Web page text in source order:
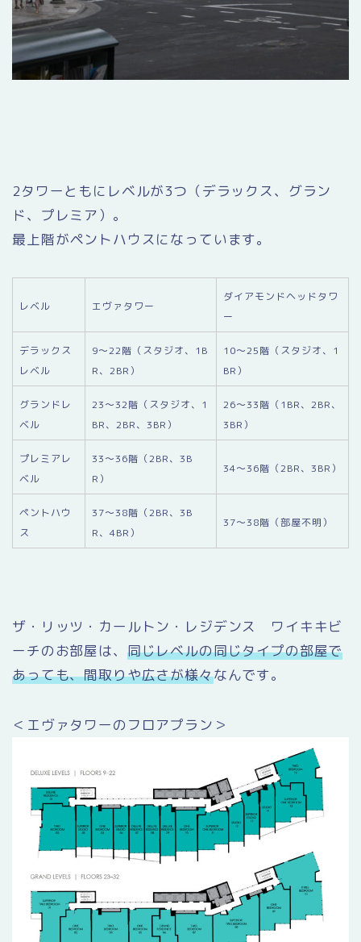
2タワーともにレベルが3つ（デラックス、グラン
ド、プレミア）。
最上階がペントハウスになっています。
レベル エヴァタワー
ダイアモンドヘッドタワ
ー
デラックス
レベル
9〜22階（スタジオ、1B
R、2BR）
10〜25階（スタジオ、1
BR）
グランドレ
ベル
23〜32階（スタジオ、1
BR、2BR、3BR）
26〜33階（1BR、2BR、
3BR）
プレミアレ
ベル
33〜36階（2BR、3B
R）
34〜36階（2BR、3BR）
ペントハウ
ス
37〜38階（2BR、3B
R、4BR）
37〜38階（部屋不明）
ザ・リッツ・カールトン・レジデンス ワイキキビ
ーチのお部屋は、 同じレベルの同じタイプの部屋で
あっても、間取りや広さが様々なんです。
＜エヴァタワーのフロアプラン＞